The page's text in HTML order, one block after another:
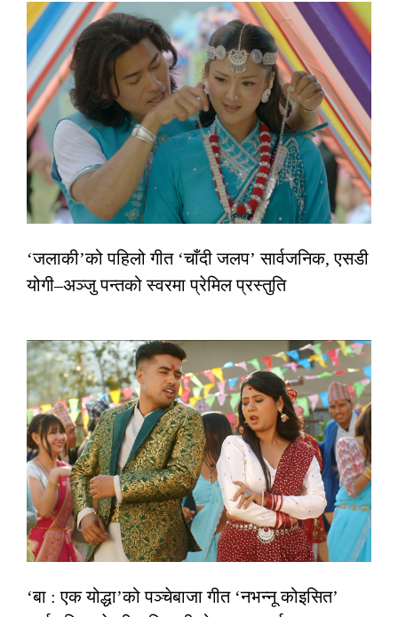
‘जलाकी’को पहिलो गीत ‘चाँदी जलप’ सार्वजनिक, एसडी
योगी–अञ्जु पन्तको स्वरमा प्रेमिल प्रस्तुति
‘बा : एक योद्धा’को पञ्चेबाजा गीत ‘नभन्नू कोइसित’